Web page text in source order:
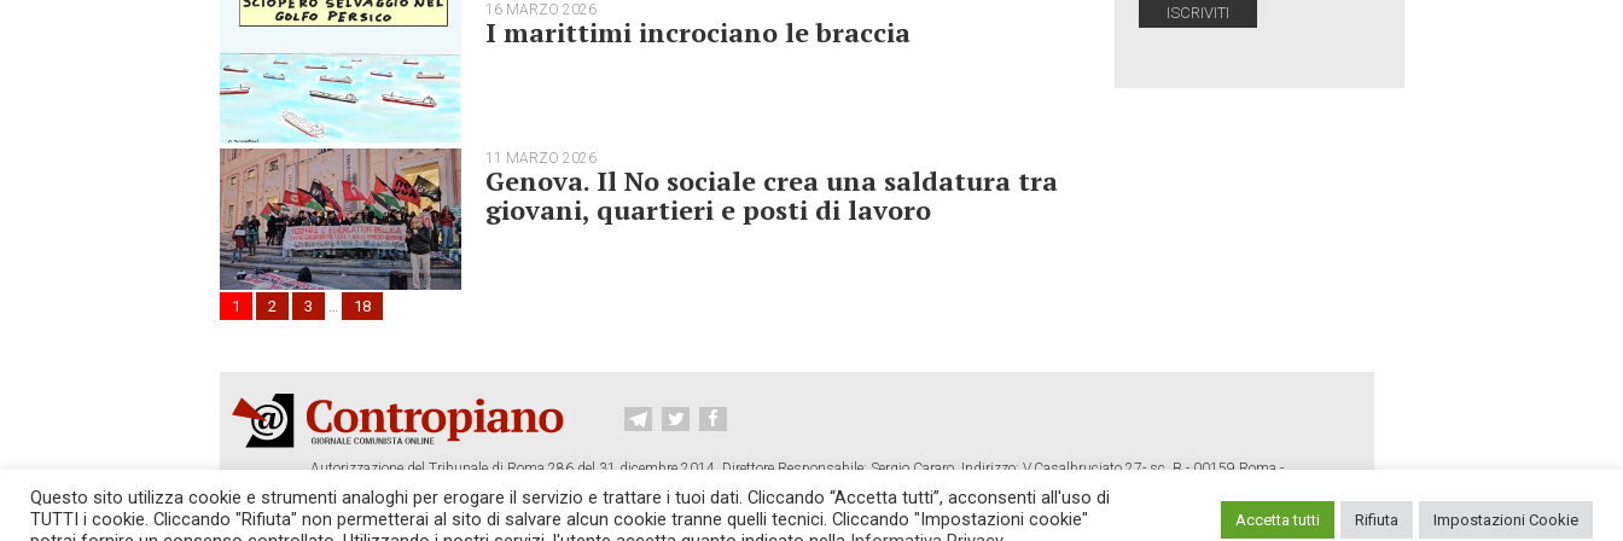
16 MARZO 2026
I marittimi incrociano le braccia
11 MARZO 2026
Genova. Il No sociale crea una saldatura tra
giovani, quartieri e posti di lavoro
1 2 3 … 18
Autorizzazione del Tribunale di Roma 286 del 31 dicembre 2014. Direttore Responsabile: Sergio Cararo. Indirizzo: V.Casalbruciato 27- sc. B - 00159 Roma -
Tel. 06.640.122.19 -
redazione@contropiano.org
SOSTIENICI! REDAZIONE CONTATTI TG CONTROPIANO LINK CONSIGLIATI PRIVACY COOKIE POLICY
Questo sito utilizza cookie e strumenti analoghi per erogare il servizio e trattare i tuoi dati. Cliccando “Accetta tutti”, acconsenti all'uso di
TUTTI i cookie. Cliccando "Rifiuta" non permetterai al sito di salvare alcun cookie tranne quelli tecnici. Cliccando "Impostazioni cookie"
Accetta tutti Rifiuta Impostazioni Cookie